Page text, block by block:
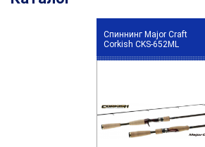
Спиннинг Major Craft
Corkish CKS-652ML